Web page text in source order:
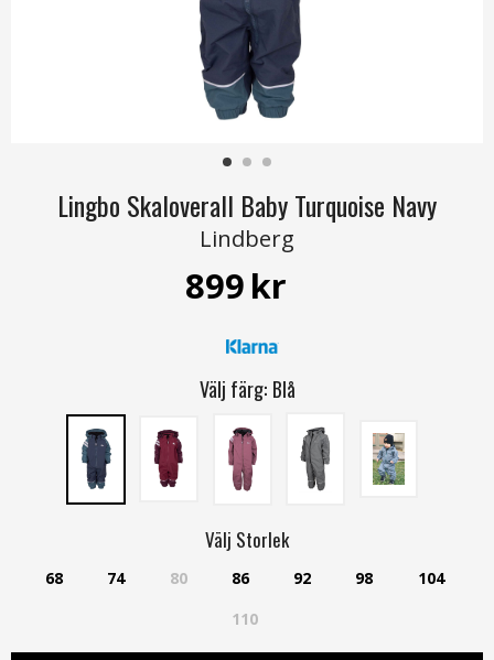
Lingbo Skaloverall Baby Turquoise Navy
Lindberg
899kr
Välj färg: Blå
Välj Storlek
68 74 80 86 92 98
104
110